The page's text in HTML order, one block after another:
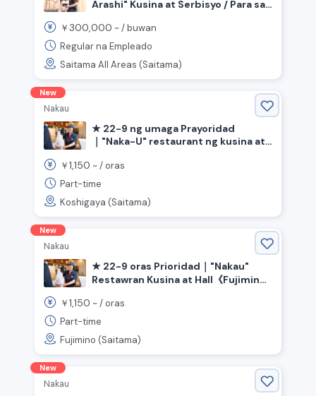
Arashi" Kusina at Serbisyo / Para sa
300,000 yen pataas, binibigyan ng
bonus ng dalawang beses sa isang
taon, at may pagtaas ng sahod
(Regular na empleyado)
￥ 300,000 ~ /buwan
Regular na Empleado
Saitama All Areas (Saitama)
New
Nakau
★ 22-9 ng umaga Prayoridad
｜"Naka-U" restaurant ng kusina at
Prefecture, Sengendai Station》
￥1,150 ~ /oras
Part-time
Koshigaya (Saitama)
New
Nakau
★ 22-9 oras Prioridad｜"Nakau"
Restawran Kusina at Hall《Fujimino-
Kamifukuoka》
￥1,150 ~ /oras
Part-time
Fujimino (Saitama)
New
Nakau